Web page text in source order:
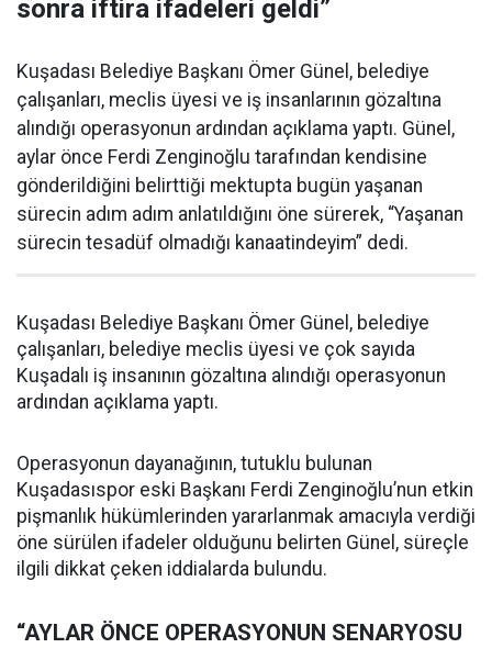
sonra iftira ifadeleri geldi”
Kuşadası Belediye Başkanı Ömer Günel, belediye
çalışanları, meclis üyesi ve iş insanlarının gözaltına
alındığı operasyonun ardından açıklama yaptı. Günel,
aylar önce Ferdi Zenginoğlu tarafından kendisine
gönderildiğini belirttiği mektupta bugün yaşanan
sürecin adım adım anlatıldığını öne sürerek, “Yaşanan
sürecin tesadüf olmadığı kanaatindeyim” dedi.
Kuşadası Belediye Başkanı Ömer Günel, belediye
çalışanları, belediye meclis üyesi ve çok sayıda
Kuşadalı iş insanının gözaltına alındığı operasyonun
ardından açıklama yaptı.
Operasyonun dayanağının, tutuklu bulunan
Kuşadasıspor eski Başkanı Ferdi Zenginoğlu’nun etkin
pişmanlık hükümlerinden yararlanmak amacıyla verdiği
öne sürülen ifadeler olduğunu belirten Günel, süreçle
ilgili dikkat çeken iddialarda bulundu.
“AYLAR ÖNCE OPERASYONUN SENARYOSU